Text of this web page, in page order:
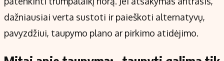
dažniausiai verta sustoti ir paieškoti alternatyvų,
pavyzdžiui, taupymo plano ar pirkimo atidėjimo.